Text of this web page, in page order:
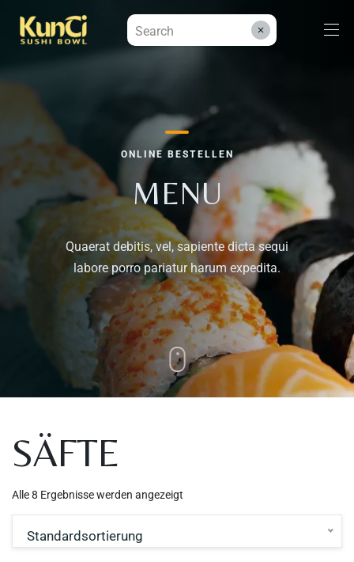
Menüs
Kontakt
Reservieren
ONLINE BESTELLEN
MENU
Quaerat debitis, vel, sapiente dicta sequi
labore porro pariatur harum expedita.
SÄFTE
Alle 8 Ergebnisse werden angezeigt
Standardsortierung